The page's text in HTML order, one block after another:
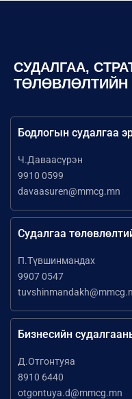
СУДАЛГАА,
ТӨЛӨВЛӨЛТИЙН
Бодлогын судалгаа
Ч.Даваасүрэн
9910 0599
davaasuren@mmcg.mn
Судалгаа
П.Түвшинмандах
9907 0547
Бизнесийн
Д.Отгонтуяа
8910 6440
otgontuya.d@mmcg.mn